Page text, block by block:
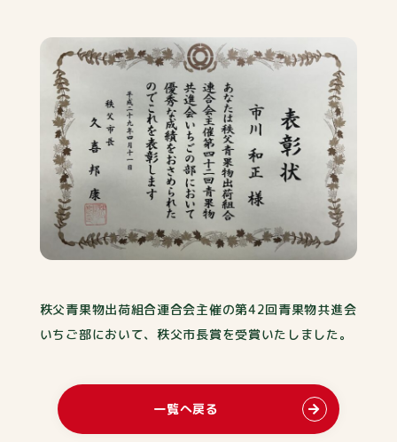
秩父青果物出荷組合連合会主催の第42回青果物共進会
いちご部において、秩父市長賞を受賞いたしました。
一覧へ戻る